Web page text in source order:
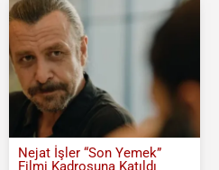
Nejat İşler “Son Yemek”
Filmi Kadrosuna Katıldı